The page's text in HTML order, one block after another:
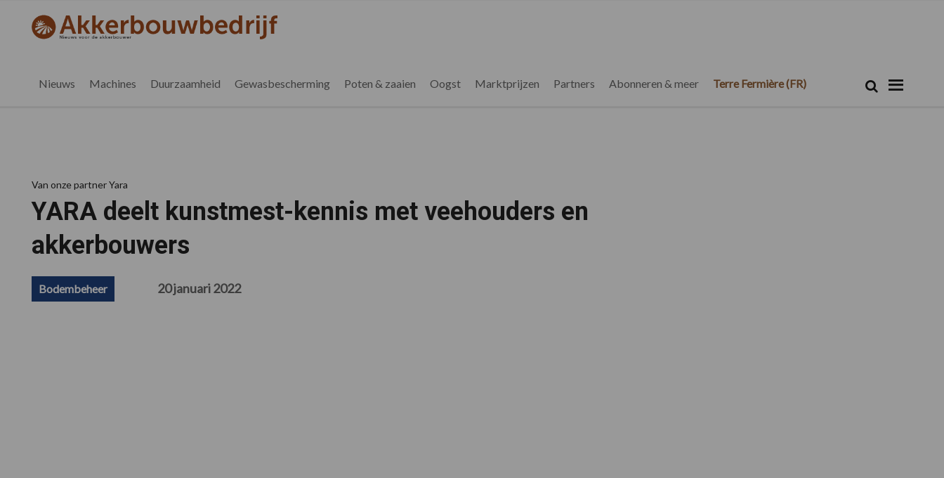
hoofdnavigatie
eerste
voettekst
akkerbouwbedrijf.be
Nieuws
Nieuws Machines Duurzaamheid Gewasbescherming Poten & zaaien Oogst Marktprijzen Partners Abonneren & meer Terre Fermière (FR) Zoek
Van onze partner Yara
YARA deelt kunstmest-kennis met veehouders en
akkerbouwers
Bodembeheer 20 januari 2022